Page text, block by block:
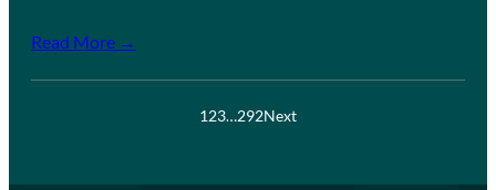
Read More →
123…292Next